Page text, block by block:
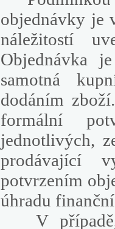
objednávky je
náležitostí
Objednávka
samotná
dodáním
formální
jednotlivých,
prodávající
potvrzením
úhradu
V případě,